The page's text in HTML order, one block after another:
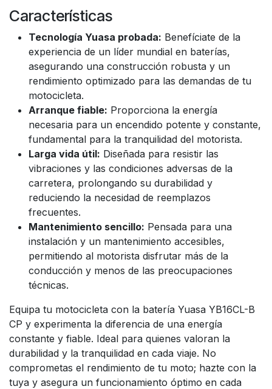
Características
Tecnología Yuasa probada: Benefíciate de la
experiencia de un líder mundial en baterías,
asegurando una construcción robusta y un
rendimiento optimizado para las demandas de tu
motocicleta.
Arranque fiable: Proporciona la energía
necesaria para un encendido potente y constante,
fundamental para la tranquilidad del motorista.
Larga vida útil: Diseñada para resistir las
vibraciones y las condiciones adversas de la
carretera, prolongando su durabilidad y
reduciendo la necesidad de reemplazos
frecuentes.
Mantenimiento sencillo: Pensada para una
instalación y un mantenimiento accesibles,
permitiendo al motorista disfrutar más de la
conducción y menos de las preocupaciones
técnicas.
Equipa tu motocicleta con la batería Yuasa YB16CL-B
CP y experimenta la diferencia de una energía
constante y fiable. Ideal para quienes valoran la
durabilidad y la tranquilidad en cada viaje. No
comprometas el rendimiento de tu moto; hazte con la
tuya y asegura un funcionamiento óptimo en cada